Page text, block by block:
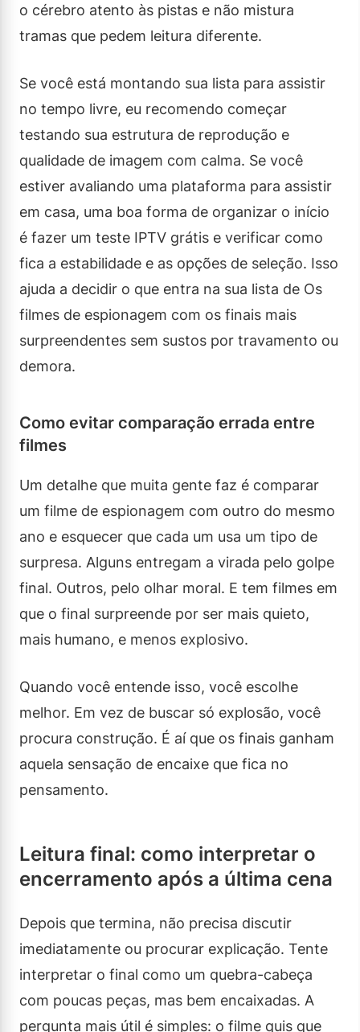
o cérebro atento às pistas e não mistura
tramas que pedem leitura diferente.
Se você está montando sua lista para assistir
no tempo livre, eu recomendo começar
testando sua estrutura de reprodução e
qualidade de imagem com calma. Se você
estiver avaliando uma plataforma para assistir
em casa, uma boa forma de organizar o início
é fazer um teste IPTV grátis e verificar como
fica a estabilidade e as opções de seleção. Isso
ajuda a decidir o que entra na sua lista de Os
filmes de espionagem com os finais mais
surpreendentes sem sustos por travamento ou
demora.
Como evitar comparação errada entre
filmes
Um detalhe que muita gente faz é comparar
um filme de espionagem com outro do mesmo
ano e esquecer que cada um usa um tipo de
surpresa. Alguns entregam a virada pelo golpe
final. Outros, pelo olhar moral. E tem filmes em
que o final surpreende por ser mais quieto,
mais humano, e menos explosivo.
Quando você entende isso, você escolhe
melhor. Em vez de buscar só explosão, você
procura construção. É aí que os finais ganham
aquela sensação de encaixe que fica no
pensamento.
Leitura final: como interpretar o
encerramento após a última cena
Depois que termina, não precisa discutir
imediatamente ou procurar explicação. Tente
interpretar o final como um quebra-cabeça
com poucas peças, mas bem encaixadas. A
pergunta mais útil é simples: o filme quis que